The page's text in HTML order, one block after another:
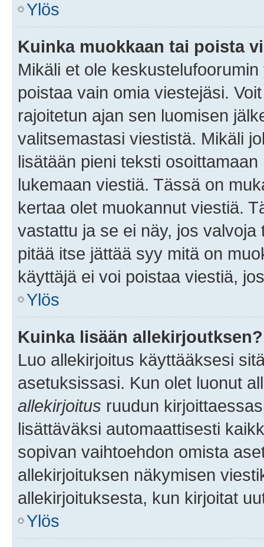
Ylös
Kuinka muokkaan tai poista
Mikäli et ole
poistaa vain omia viestejäsi.
rajoitetun ajan sen luomisen
valitsemastasi viestistä. Mikäli
lisätään pieni teksti
lukemaan viestiä. Tässä on
kertaa olet muokannut viestiä.
vastattu ja se ei näy, jos
pitää itse jättää syy mitä on
käyttäjä ei voi poistaa viestiä,
Ylös
Kuinka lisään allekirjoutksen?
Luo allekirjoitus käyttääksesi
asetuksissasi. Kun olet luonut
allekirjoitus ruudun
lisättäväksi automaattisesti
sopivan vaihtoehdon omista
allekirjoituksen näkymisen
allekirjoituksesta, kun kirjoitat
Ylös